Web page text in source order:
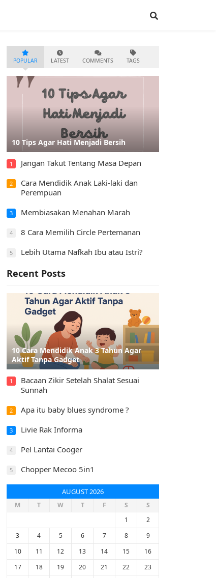
POPULAR LATEST COMMENTS TAGS
10 Tips Agar Hati Menjadi Bersih
1 Jangan Takut Tentang Masa Depan
2
Cara Mendidik Anak Laki-laki dan
Perempuan
3 Membiasakan Menahan Marah
4 8 Cara Memilih Circle Pertemanan
5 Lebih Utama Nafkah Ibu atau Istri?
Recent Posts
10 Cara Mendidik Anak 3 Tahun Agar
Aktif Tanpa Gadget
1
Bacaan Zikir Setelah Shalat Sesuai
Sunnah
2 Apa itu baby blues syndrome ?
3 Livie Rak Informa
4 Pel Lantai Cooger
5 Chopper Mecoo 5in1
AUGUST 2026
M T W T F S
S
1
2
3
4 5 6 7 8
9
10
11 12 13 14 15
16
17
18 19 20 21 22
23